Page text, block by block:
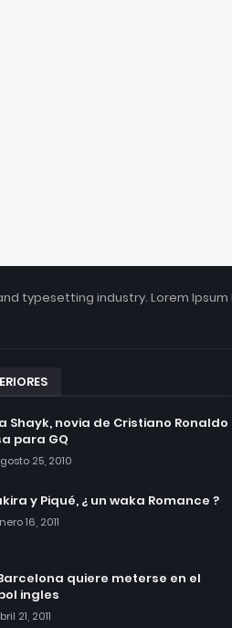
typesetting industry. Lorem Ipsum
Shayk, novia de Cristiano Ronaldo
para GQ
25, 2010
y Piqué, ¿ un waka Romance ?
16, 2011
quiere meterse en el
ingles
21, 2011